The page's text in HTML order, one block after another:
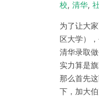
校, 清华,
为了让大
区大学）
清华录取
实力算是
那么首先
下，加大